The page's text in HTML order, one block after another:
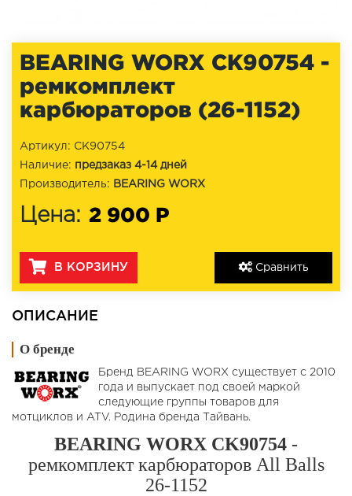
BEARING WORX CK90754 -
ремкомплект
карбюраторов (26-1152)
Сравнить
Артикул: CK90754
Наличие: предзаказ 4-14 дней
Производитель:
BEARING WORX
Цена: 2 900 Р
В КОРЗИНУ
ОПИСАНИЕ
О бренде
Бренд BEARING WORX существует с 2010
года и выпускает под своей маркой
следующие группы товаров для
мотциклов и ATV. Родина бренда Тайвань.
BEARING WORX CK90754 -
ремкомплект карбюраторов All Balls
26-1152